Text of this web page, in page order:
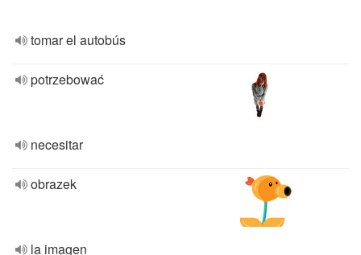
tomar el autobús
potrzebować
necesitar
obrazek
la imagen